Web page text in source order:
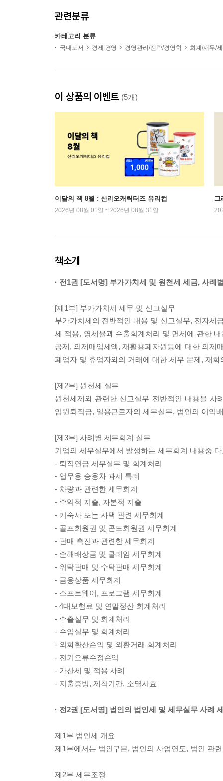
관련분류
카테고리 분류
국내도서 경제 경영 경영관리/전략/경영학 회계/재무/
이 상품의 이벤트 (5개)
이달의 책 8월 : 산리오캐릭터즈 유리컵
2026년 08월 01일 ~ 2026년 08월 31일
그
책소개
· 전1권 [도서명] 부가가치세 및 원천세 세금, 사례
[제1부] 부가가치세 세무 및 신고실무
부가가치세의 전반적인 내용 및 신고실무, 전자세
세 적용, 영세율과 수출회계처리 및 면세에 관한
공제, 의제매입세액, 재활용폐자원등에 대한 의제
폐업자 및 휴업자와의 거래에 대한 세무 문제, 재
[제2부] 원천세 실무
원천세제와 관련한 신고실무 전반적인 내용을 사
임원퇴직금, 일용근로자의 세무실무, 법인의 이익
[제3부] 사례별 세무회계 실무
기업의 세무실무에서 발생하는 세무회계 내용중
- 퇴직연금 세무실무 및 회계처리
- 업무용 승용차 과세 특례
- 차량과 관련한 세무회계
- 수익적 지출, 자본적 지출
- 기숙사 또는 사택 관련 세무회계
- 골프회원권 및 콘도회원권 세무회계
- 판매 촉진과 관련한 세무회계
- 손해배상금 및 클레임 세무회계
- 위탁판매 및 수탁판매 세무회계
- 금융상품 세무회계
- 소프트웨어, 프로그램 세무회계
- 4대보험료 및 연말정산 회계처리
- 수출실무 및 회계처리
- 수입실무 및 회계처리
- 외화환산손익 및 외환거래 회계처리
- 전기오류수정손익
- 가산세 및 적용 사례
- 지출증빙, 제척기간, 소멸시효
· 전2권 [도서명] 법인의 법인세 및 세무실무 사례
제1부 법인세 개요
제1부에서는 법인구분, 법인의 사업연도, 법인 관
제2부 세무조정